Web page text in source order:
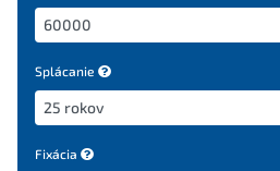
Splácanie
Fixácia